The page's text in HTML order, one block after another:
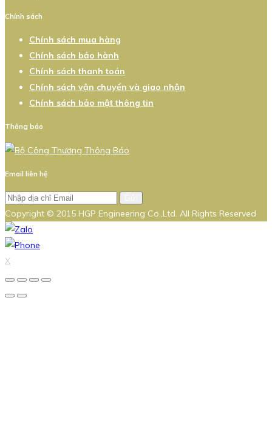
Chính sách
Chính sách mua hàng
Chính sách bảo hành
Chính sách thanh toán
Chính sách vận chuyển và giao nhận
Chính sách bảo mật thông tin
Thông báo
Email liên hệ
Copyright © 2015 HGP Engineering Co.,Ltd. All Rights Reserved
X